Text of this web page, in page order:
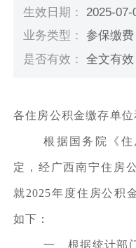
生效日期： 2025-07-
业务类型：参保缴费
是否有效：全文有效
各住房公积金缴存单位
根据国务院《
定，经广西南宁住房
就2025年度住房公积
如下：
一、根据统计部